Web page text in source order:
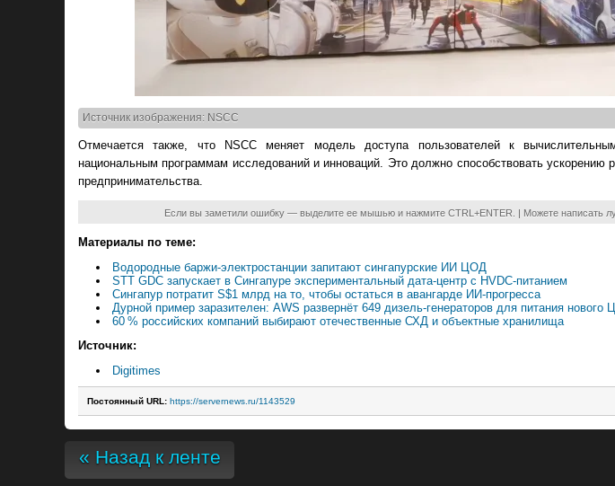
Источник изображения: NSCC
Отмечается также, что NSCC меняет модель доступа пользователей к
национальным программам исследований и инноваций. Это должно способствовать
предпринимательства.
Если вы заметили ошибку — выделите ее мышью и нажмите CTRL+ENTER. | Можете написать
Материалы по теме:
Водородные баржи-электростанции запитают сингапурские ИИ ЦОД
STT GDC запускает в Сингапуре экспериментальный дата-центр с HVDC-питанием
Сингапур потратит S$1 млрд на то, чтобы остаться в авангарде ИИ-прогресса
Дурной пример заразителен: AWS развернёт 649 дизель-генераторов для питания нового
60 % российских компаний выбирают отечественные СХД и объектные хранилища
Источник:
Digitimes
Постоянный URL: https://servernews.ru/1143529
« Назад к ленте